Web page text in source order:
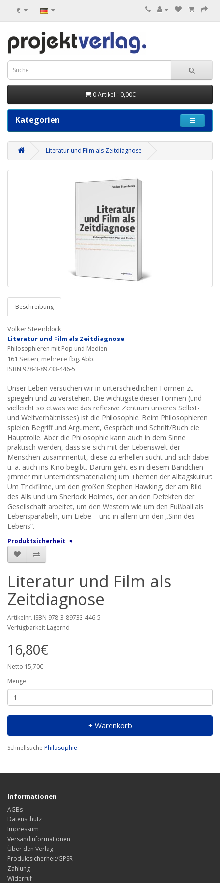
€
0 Artikel - 0,00€
Kategorien
Literatur und Film als Zeitdiagnose
Beschreibung
Volker Steenblock
Literatur und Film als Zeitdiagnose
Philosophieren mit Pop und Medien
161 Seiten, mehrere fbg. Abb.
ISBN 978-3-89733-446-5
Unser Leben versuchen wir in unterschiedlichen Formen zu
spiegeln und zu verstehen. Die wichtigste dieser Formen (und
vielleicht so etwas wie das reflexive Zentrum unseres Selbst-
und Weltverhältnisses) ist die Philosophie. Beim Philosophieren
spielen Begriff und Argument, Gespräch und Schrift/Buch die
Hauptrolle. Aber die Philosophie kann auch in dem Sinne
praktisch werden, dass sie sich mit der Lebenswelt der
Menschen zusammentut, diese zu erhellen sucht und sich dabei
u. a. auch ins Kino begibt. Darum geht es in diesem Bändchen
(immer mit Unterrichtsmaterialien) um Themen der Alltagskultur:
Um Trickfilme, um den großen Stephen Hawking, der am Bild
des Alls und um Sherlock Holmes, der an den Defekten der
Gesellschaft arbeitet, um den Western wie um den Fußball als
Lebensparabeln, um Liebe – und in allem um den „Sinn des
Lebens“.
Produktsicherheit ➧
Literatur und Film als
Zeitdiagnose
Artikelnr. ISBN 978-3-89733-446-5
Verfügbarkeit Lagernd
16,80€
Netto 15,70€
Menge
+ Warenkorb
Schnellsuche Philosophie
Informationen
AGBs
Datenschutz
Impressum
Versandinformationen
Über den Verlag
Produktsicherheit/GPSR
Zahlung
Widerruf